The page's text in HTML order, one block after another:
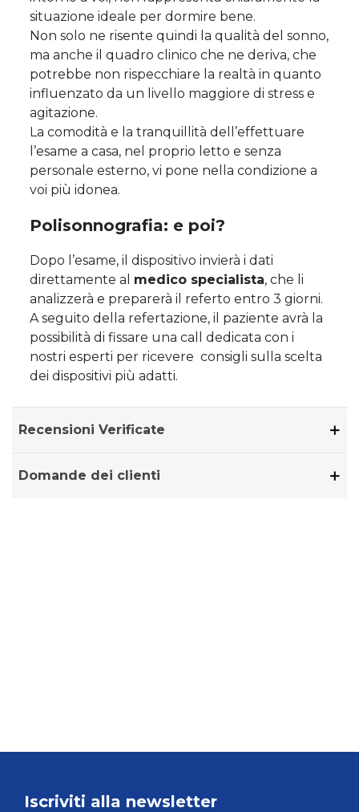
situazione ideale per dormire bene.
Non solo ne risente quindi la qualità del sonno,
ma anche il quadro clinico che ne deriva, che
potrebbe non rispecchiare la realtà in quanto
influenzato da un livello maggiore di stress e
agitazione.
La comodità e la tranquillità dell’effettuare
l’esame a casa, nel proprio letto e senza
personale esterno, vi pone nella condizione a
voi più idonea.
Polisonnografia: e poi?
Dopo l’esame, il dispositivo invierà i dati
direttamente al medico specialista, che li
analizzerà e preparerà il referto entro 3 giorni.
A seguito della refertazione, il paziente avrà la
possibilità di fissare una call dedicata con i
nostri esperti per ricevere consigli sulla scelta
dei dispositivi più adatti.
Recensioni Verificate
Domande dei clienti
Iscriviti alla newsletter